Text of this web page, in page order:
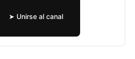
➤ Unirse al canal